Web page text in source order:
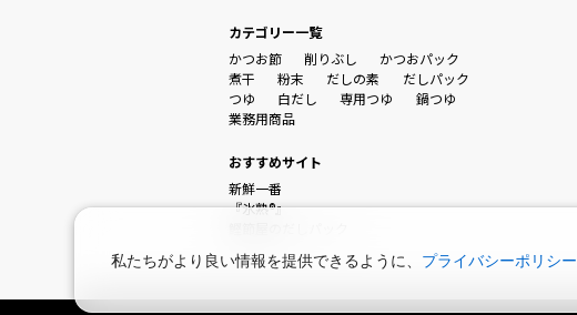
カテゴリー一覧
かつお節
削りぶし
かつおパック
煮干
粉末 だしの素
だしパック
つゆ
白だし 専用つゆ
鍋つゆ
業務用商品
おすすめサイト
新鮮一番
『氷熟®』
私たちがより良い情報を提供できるように、 プライバシーポリシー